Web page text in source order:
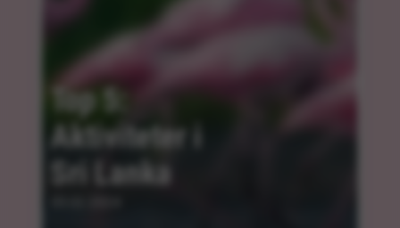
Top 5:
Aktiviteter i
Sri Lanka